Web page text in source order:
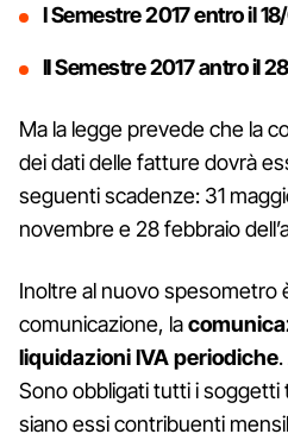
I Semestre 2017 entro il
II Semestre 2017 antro il
Ma la legge prevede che la
dei dati delle fatture dovrà
seguenti scadenze: 31
novembre e 28 febbraio
Inoltre al nuovo spesometro
comunicazione, la
liquidazioni IVA periodiche
Sono obbligati tutti i soggetti
siano essi contribuenti